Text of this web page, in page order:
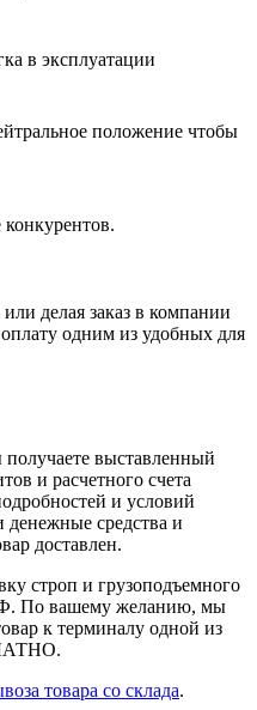
в эксплуатации
положение чтобы
делая заказ в компании
одним из удобных для
выставленный
и расчетного счета
и условий
денежные средства и
доставлен.
строп и грузоподъемного
По вашему желанию, мы
к терминалу одной из
товара со склада.